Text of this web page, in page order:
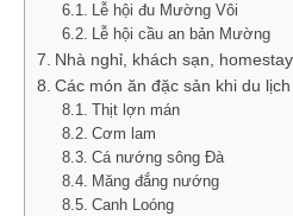
Lễ hội đu Mường Vôi
Lễ hội cầu an bản Mường
Nhà nghỉ, khách sạn,
Các món ăn đặc sản khi du
Thịt lợn mán
Cơm lam
Cá nướng sông Đà
Măng đắng nướng
Canh Loóng